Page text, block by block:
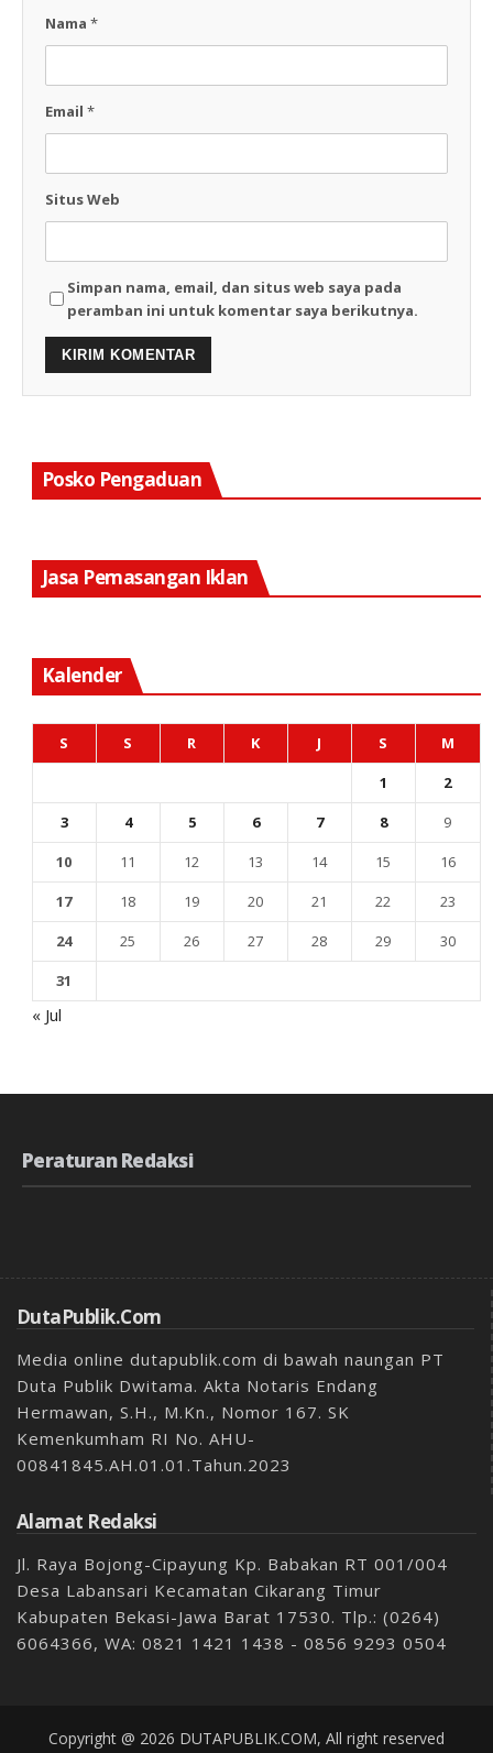
Nama *
Email *
Situs Web
Simpan nama, email, dan situs web saya pada
peramban ini untuk komentar saya berikutnya.
Posko Pengaduan
Jasa Pemasangan Iklan
Kalender
S S R K J S
M
1
2
3
4 5 6 7 8
9
10
11 12 13 14 15
16
17
18 19 20 21 22
23
24
25 26 27 28 29
30
31
« Jul
Peraturan Redaksi
DutaPublik.com
Media online dutapublik.com di bawah naungan PT
Duta Publik Dwitama. Akta Notaris Endang
Hermawan, S.H., M.Kn., Nomor 167. SK
Kemenkumham RI No. AHU-
00841845.AH.01.01.Tahun.2023
Alamat Redaksi
Jl. Raya Bojong-Cipayung Kp. Babakan RT 001/004
Desa Labansari Kecamatan Cikarang Timur
Kabupaten Bekasi-Jawa Barat 17530. Tlp.: (0264)
6064366, WA: 0821 1421 1438 - 0856 9293 0504
Copyright @ 2026 DUTAPUBLIK.COM, All right reserved